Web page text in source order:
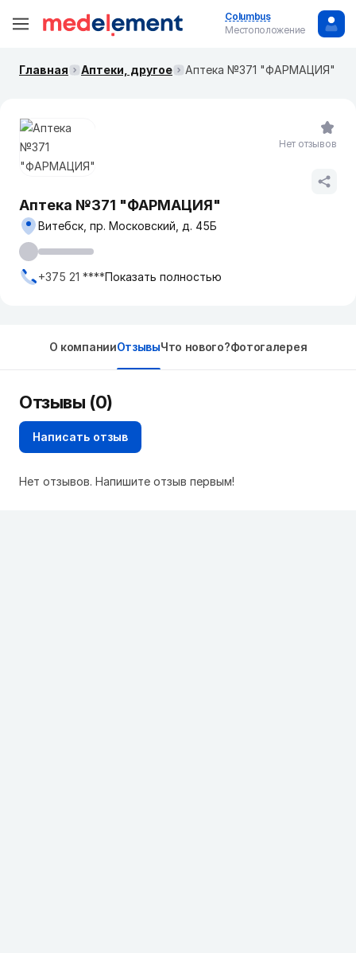
Columbus
Местоположение
Главная Аптеки, другое Аптека №371 "ФАРМАЦИЯ"
Аптека №371 "ФАРМАЦИЯ"
Витебск, пр. Московский, д. 45Б
+375 21 ****Показать полностью
Нет отзывов
О компанииОтзывыЧто нового?Фотогалерея
Отзывы (0)
Написать отзыв
Нет отзывов. Напишите отзыв первым!